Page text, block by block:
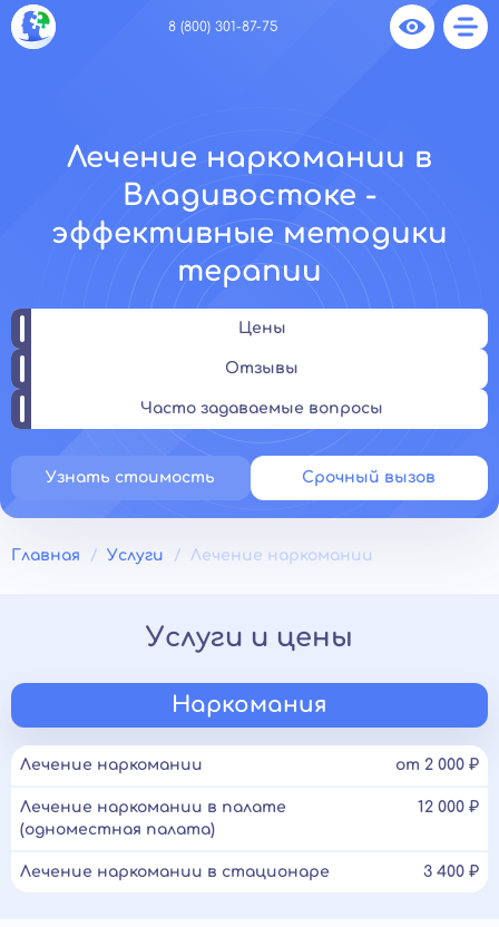
8 (800) 301-87-75
Лечение наркомании в
Владивостоке -
эффективные методики
терапии
Цены
Отзывы
Часто задаваемые вопросы
Узнать стоимость Срочный вызов
Главная Услуги Лечение наркомании
Услуги и цены
Наркомания
Лечение наркомании от 2 000 ₽
Лечение наркомании в палате
(одноместная палата)
12 000 ₽
Лечение наркомании в стационаре 3 400 ₽